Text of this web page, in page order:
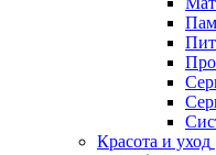
Красота и уход